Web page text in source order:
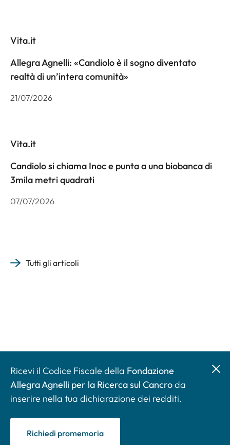
Vita.it
Allegra Agnelli: «Candiolo è il sogno diventato
realtà di un’intera comunità»
21/07/2026
Vita.it
Candiolo si chiama Inoc e punta a una biobanca di
3mila metri quadrati
07/07/2026
Tutti gli articoli
Ricevi il Codice Fiscale della Fondazione
Allegra Agnelli per la Ricerca sul Cancroda
inserire nella tua dichiarazione dei redditi.
Richiedi promemoria